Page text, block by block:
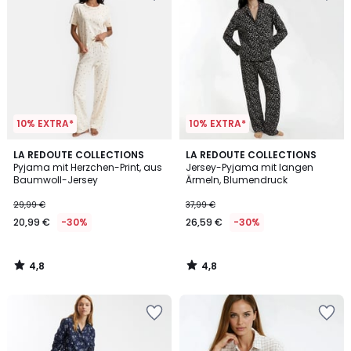
10% EXTRA*
LA REDOUTE COLLECTIONS
Pyjama mit Herzchen-Print, aus
Baumwoll-Jersey
29,99 €
20,99 € -30%
4,8
/ 5
4,8
/
10% EXTRA*
LA REDOUTE COLLECTIONS
Jersey-Pyjama mit langen
Ärmeln, Blumendruck
37,99 €
26,59 € -30%
4,8
/ 5
4,8
/